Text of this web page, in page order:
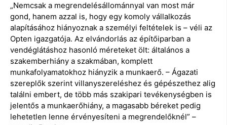
„Nemcsak a megrendelésállománnyal van most már
gond, hanem azzal is, hogy egy komoly vállalkozás
alapításához hiányoznak a személyi feltételek is – véli az
Opten igazgatója. Az elvándorlás az építőiparban a
vendéglátáshoz hasonló méreteket ölt: általános a
szakemberhiány a szakmában, komplett
munkafolyamatokhoz hiányzik a munkaerő. – Ágazati
szereplők szerint villanyszereléshez és gépészethez alig
találni embert, de több más szakipari tevékenységben is
jelentős a munkaerőhiány, a magasabb béreket pedig
lehetetlen lenne érvényesíteni a megrendelőknél” –